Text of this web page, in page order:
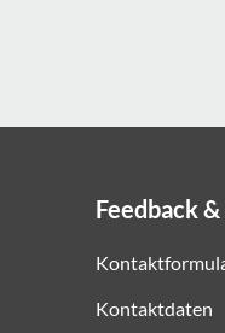
Feedback
Kontaktdaten